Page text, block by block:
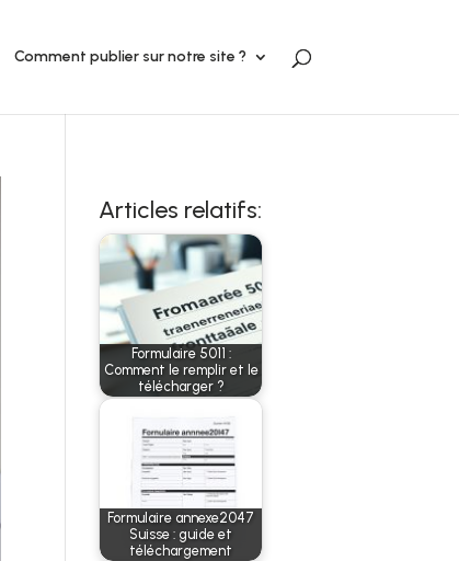
Comment publier sur notre site ?
Articles relatifs:
Formulaire 5011 :
Comment le remplir et le
télécharger ?
Formulaire annexe2047
Suisse : guide et
téléchargement